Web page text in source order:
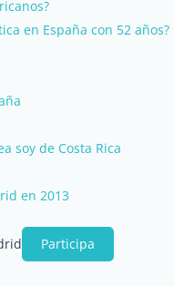
en España con 52 años?
soy de Costa Rica
en 2013
Participa